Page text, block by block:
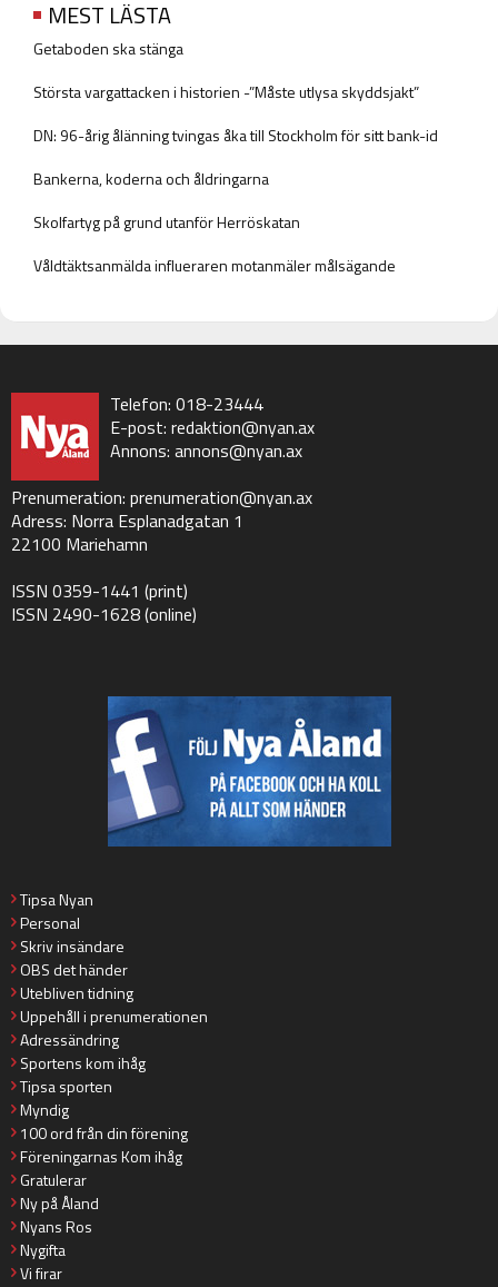
MEST LÄSTA
Getaboden ska stänga
Största vargattacken i historien -”Måste utlysa skyddsjakt”
DN: 96-årig ålänning tvingas åka till Stockholm för sitt bank-id
Bankerna, koderna och åldringarna
Skolfartyg på grund utanför Herröskatan
Våldtäktsanmälda influeraren motanmäler målsägande
Telefon: 018-23444
E-post: redaktion@nyan.ax
Annons: annons@nyan.ax
Prenumeration: prenumeration@nyan.ax
Adress: Norra Esplanadgatan 1
22100 Mariehamn
ISSN 0359-1441 (print)
ISSN 2490-1628 (online)
Tipsa Nyan
Personal
Skriv insändare
OBS det händer
Utebliven tidning
Uppehåll i prenumerationen
Adressändring
Sportens kom ihåg
Tipsa sporten
Myndig
100 ord från din förening
Föreningarnas Kom ihåg
Gratulerar
Ny på Åland
Nyans Ros
Nygifta
Vi firar